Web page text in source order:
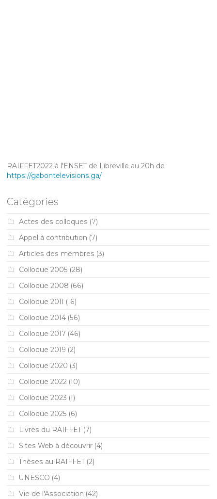
RAIFFET2022 à l'ENSET de Libreville au 20h de
https://gabontelevisions.ga/
Catégories
Actes des colloques (7)
Appel à contribution (7)
Articles des membres (3)
Colloque 2005 (28)
Colloque 2008 (66)
Colloque 2011 (16)
Colloque 2014 (56)
Colloque 2017 (46)
Colloque 2019 (2)
Colloque 2020 (3)
Colloque 2022 (10)
Colloque 2023 (1)
Colloque 2025 (6)
Livres du RAIFFET(7)
Sites Web à découvrir (4)
Thèses au RAIFFET(2)
UNESCO (4)
Vie de l'Association (42)